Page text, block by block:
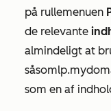
på rullemenuen
de relevante
almindeligt at
såsom
som en af